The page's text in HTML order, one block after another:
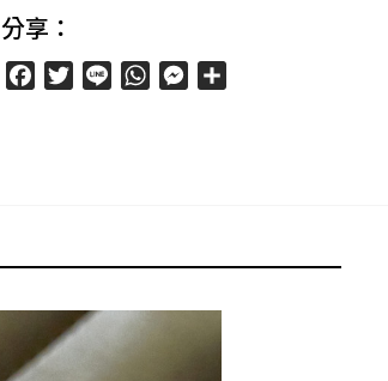
分享：
FacebookTwitter
Line WhatsAppMessenger